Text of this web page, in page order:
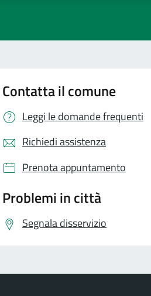
Contatta il comune
Leggi le domande frequenti
Richiedi assistenza
Prenota appuntamento
Problemi in città
Segnala disservizio